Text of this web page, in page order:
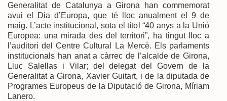
Generalitat de Catalunya a Girona han commemorat
avui el Dia d’Europa, que té lloc anualment el 9 de
maig. L’acte institucional, sota el títol “40 anys a la Unió
Europea: una mirada des del territori”, ha tingut lloc a
l’auditori del Centre Cultural La Mercè. Els parlaments
institucionals han anat a càrrec de l’alcalde de Girona,
Lluc Salellas i Vilar; del delegat del Govern de la
Generalitat a Girona, Xavier Guitart, i de la diputada de
Programes Europeus de la Diputació de Girona, Míriam
Lanero.